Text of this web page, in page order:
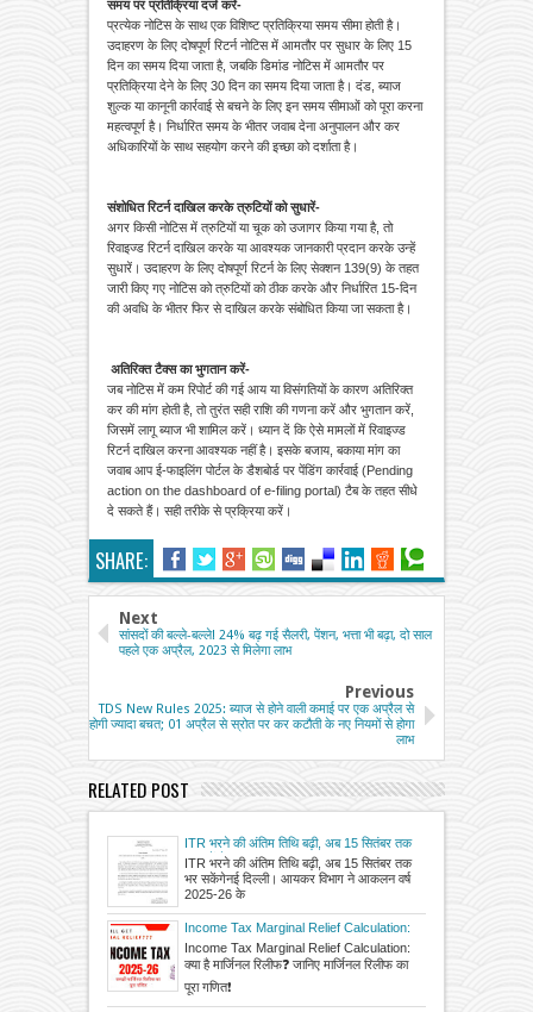
समय पर प्रतिक्रिया दर्ज करें-
प्रत्येक नोटिस के साथ एक विशिष्ट प्रतिक्रिया समय सीमा होती है।
उदाहरण के लिए दोषपूर्ण रिटर्न नोटिस में आमतौर पर सुधार के लिए 15
दिन का समय दिया जाता है, जबकि डिमांड नोटिस में आमतौर पर
प्रतिक्रिया देने के लिए 30 दिन का समय दिया जाता है। दंड, ब्याज
शुल्क या कानूनी कार्रवाई से बचने के लिए इन समय सीमाओं को पूरा करना
महत्वपूर्ण है। निर्धारित समय के भीतर जवाब देना अनुपालन और कर
अधिकारियों के साथ सहयोग करने की इच्छा को दर्शाता है।
संशोधित रिटर्न दाखिल करके त्रुटियों को सुधारें-
अगर किसी नोटिस में त्रुटियों या चूक को उजागर किया गया है, तो
रिवाइज्ड रिटर्न दाखिल करके या आवश्यक जानकारी प्रदान करके उन्हें
सुधारें। उदाहरण के लिए दोषपूर्ण रिटर्न के लिए सेक्शन 139(9) के तहत
जारी किए गए नोटिस को त्रुटियों को ठीक करके और निर्धारित 15-दिन
की अवधि के भीतर फिर से दाखिल करके संबोधित किया जा सकता है।
अतिरिक्त टैक्स का भुगतान करें-
जब नोटिस में कम रिपोर्ट की गई आय या विसंगतियों के कारण अतिरिक्त
कर की मांग होती है, तो तुरंत सही राशि की गणना करें और भुगतान करें,
जिसमें लागू ब्याज भी शामिल करें। ध्यान दें कि ऐसे मामलों में रिवाइज्ड
रिटर्न दाखिल करना आवश्यक नहीं है। इसके बजाय, बकाया मांग का
जवाब आप ई-फाइलिंग पोर्टल के डैशबोर्ड पर पेंडिंग कार्रवाई (Pending
action on the dashboard of e-filing portal) टैब के तहत सीधे
दे सकते हैं। सही तरीके से प्रक्रिया करें।
SHARE:
Next
सांसदों की बल्ले-बल्ले! 24% बढ़ गई सैलरी, पेंशन, भत्ता भी बढ़ा, दो साल
पहले एक अप्रैल, 2023 से मिलेगा लाभ
Previous
TDS New Rules 2025: ब्याज से होने वाली कमाई पर एक अप्रैल से
होगी ज्यादा बचत; 01 अप्रैल से स्रोत पर कर कटौती के नए नियमों से होगा
लाभ
RELATED POST
ITR भरने की अंतिम तिथि बढ़ी, अब 15 सितंबर तक
भर सकेंगे
ITR भरने की अंतिम तिथि बढ़ी, अब 15 सितंबर तक
भर सकेंगेनई दिल्ली। आयकर विभाग ने आकलन वर्ष
2025-26 के
Income Tax Marginal Relief Calculation:
क्‍या है मार्जिनल रिलीफ❓ जानिए मार्जिनल रिलीफ का
पूरा गणित❗ 13 लाख की कमाई वालों को Tax में
मिलेगा फायदा
Income Tax Marginal Relief Calculation:
क्‍या है मार्जिनल रिलीफ❓ जानिए मार्जिनल रिलीफ का
पूरा गणित❗